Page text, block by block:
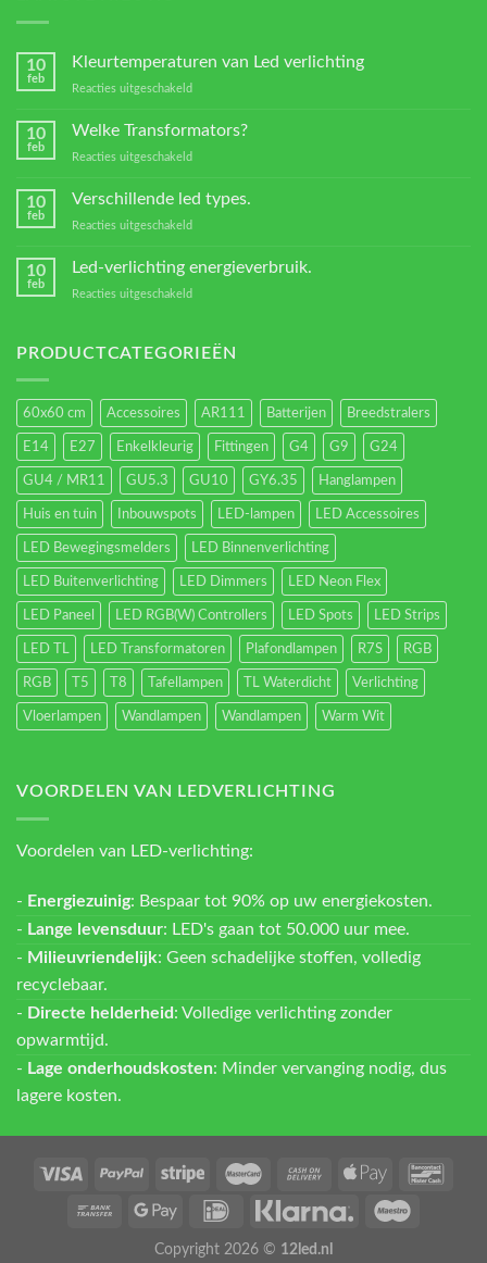
10
feb
Kleurtemperaturen van Led verlichting
Reacties uitgeschakeld
verlichting
10
feb
Welke Transformators?
Reacties uitgeschakeld
Transformators?
10
feb
Verschillende led types.
Reacties uitgeschakeld
10
feb
Led-verlichting energieverbruik.
Reacties uitgeschakeld
energieverbruik.
PRODUCTCATEGORIEËN
60x60 cm Accessoires AR111 Batterijen Breedstralers
E14 E27 Enkelkleurig Fittingen G4 G9 G24
GU4 / MR11 GU5.3 GU10 GY6.35 Hanglampen
Huis en tuin Inbouwspots LED-lampen LED Accessoires
LED Bewegingsmelders LED Binnenverlichting
LED Buitenverlichting LED Dimmers LED Neon Flex
LED Paneel LED RGB(W) Controllers LED Spots LED Strips
LED TL LED Transformatoren Plafondlampen R7S RGB
RGB T5 T8 Tafellampen TL Waterdicht Verlichting
Vloerlampen Wandlampen Wandlampen Warm Wit
VOORDELEN VAN LEDVERLICHTING
Voordelen van LED-verlichting:
- Energiezuinig: Bespaar tot 90% op uw energiekosten.
- Lange levensduur: LED's gaan tot 50.000 uur mee.
- Milieuvriendelijk: Geen schadelijke stoffen, volledig
recyclebaar.
- Directe helderheid: Volledige verlichting zonder
opwarmtijd.
- Lage onderhoudskosten: Minder vervanging nodig, dus
lagere kosten.
Copyright 2026 © 12led.nl